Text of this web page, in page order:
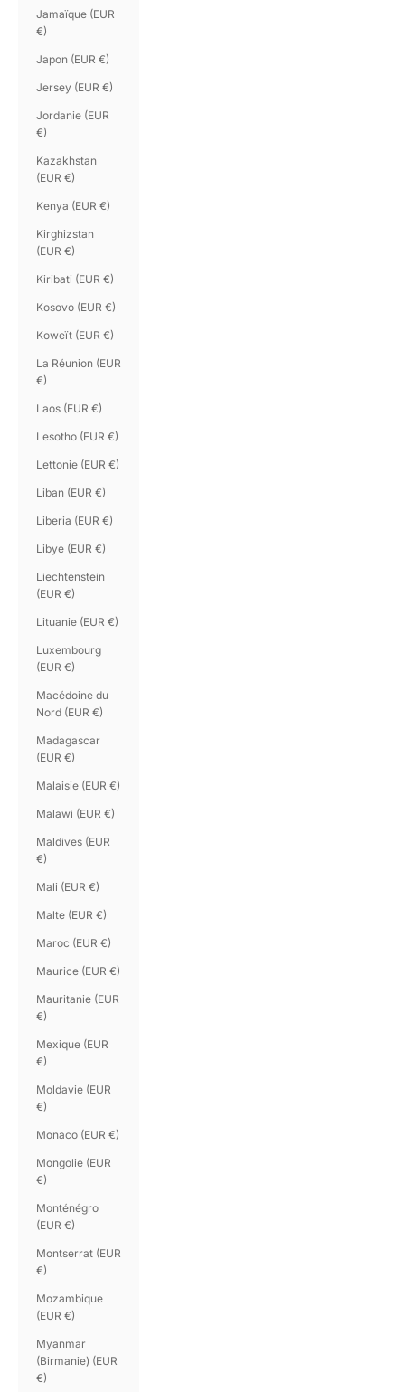
Jamaïque (EUR
€)
Japon (EUR €)
Jersey (EUR €)
Jordanie (EUR
€)
Kazakhstan
(EUR €)
Kenya (EUR €)
Kirghizstan
(EUR €)
Kiribati (EUR €)
Kosovo (EUR €)
Koweït (EUR €)
La Réunion (EUR
€)
Laos (EUR €)
Lesotho (EUR €)
Lettonie (EUR €)
Liban (EUR €)
Liberia (EUR €)
Libye (EUR €)
Liechtenstein
(EUR €)
Lituanie (EUR €)
Luxembourg
(EUR €)
Macédoine du
Nord (EUR €)
Madagascar
(EUR €)
Malaisie (EUR €)
Malawi (EUR €)
Maldives (EUR
€)
Mali (EUR €)
Malte (EUR €)
Maroc (EUR €)
Maurice (EUR €)
Mauritanie (EUR
€)
Mexique (EUR
€)
Moldavie (EUR
€)
Monaco (EUR €)
Mongolie (EUR
€)
Monténégro
(EUR €)
Montserrat (EUR
€)
Mozambique
(EUR €)
Myanmar
(Birmanie) (EUR
€)